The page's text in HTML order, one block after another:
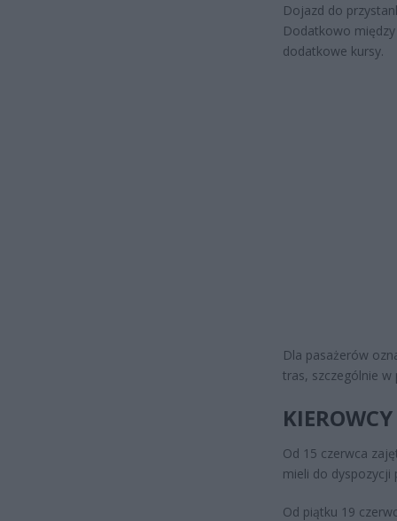
Dojazd do
Dodatkowo
dodatkowe kursy.
Dla pasażerów
tras, szczególnie w
Od 15 czerwca
mieli do dyspozycji
Od piątku 19